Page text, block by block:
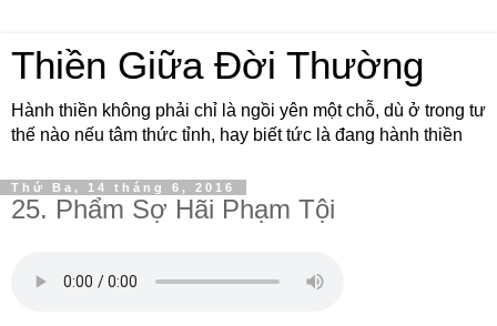
Thiền Giữa Đời Thường
Hành thiền không phải chỉ là ngồi yên một chỗ, dù ở trong tư
thế nào nếu tâm thức tỉnh, hay biết tức là đang hành thiền
Thứ Ba, 14 tháng 6, 2016
25. Phẩm Sợ Hãi Phạm Tội